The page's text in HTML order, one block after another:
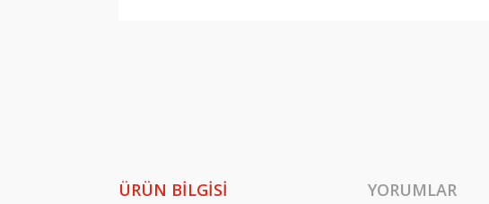
ÜRÜN BILGISI YORUMLAR